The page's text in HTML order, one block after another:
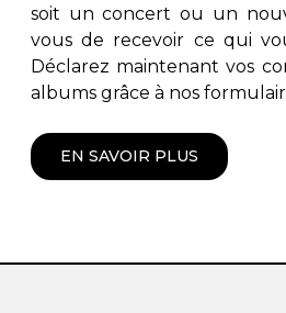
soit un concert ou un
vous de recevoir ce qui
Déclarez maintenant vos
albums grâce à nos
EN SAVOIR PLUS